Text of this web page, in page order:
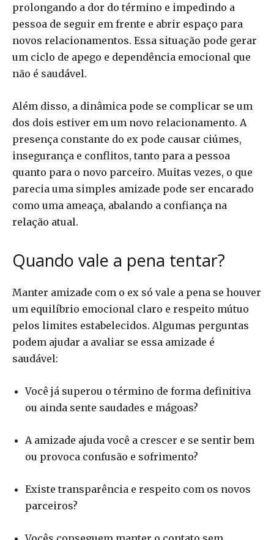
prolongando a dor do término e impedindo a
pessoa de seguir em frente e abrir espaço para
novos relacionamentos. Essa situação pode gerar
um ciclo de apego e dependência emocional que
não é saudável.
Além disso, a dinâmica pode se complicar se um
dos dois estiver em um novo relacionamento. A
presença constante do ex pode causar ciúmes,
insegurança e conflitos, tanto para a pessoa
quanto para o novo parceiro. Muitas vezes, o que
parecia uma simples amizade pode ser encarado
como uma ameaça, abalando a confiança na
relação atual.
Quando vale a pena tentar?
Manter amizade com o ex só vale a pena se houver
um equilíbrio emocional claro e respeito mútuo
pelos limites estabelecidos. Algumas perguntas
podem ajudar a avaliar se essa amizade é
saudável:
Você já superou o término de forma definitiva
ou ainda sente saudades e mágoas?
A amizade ajuda você a crescer e se sentir bem
ou provoca confusão e sofrimento?
Existe transparência e respeito com os novos
parceiros?